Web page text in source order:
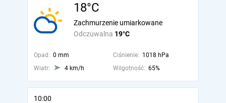
18°C
Odczuwalna 19°C
Zachmurzenie umiarkowane
Opad: 0 mm Ciśnienie: 1018 hPa
Wiatr:
4 km/h Wilgotność: 65%
10:00